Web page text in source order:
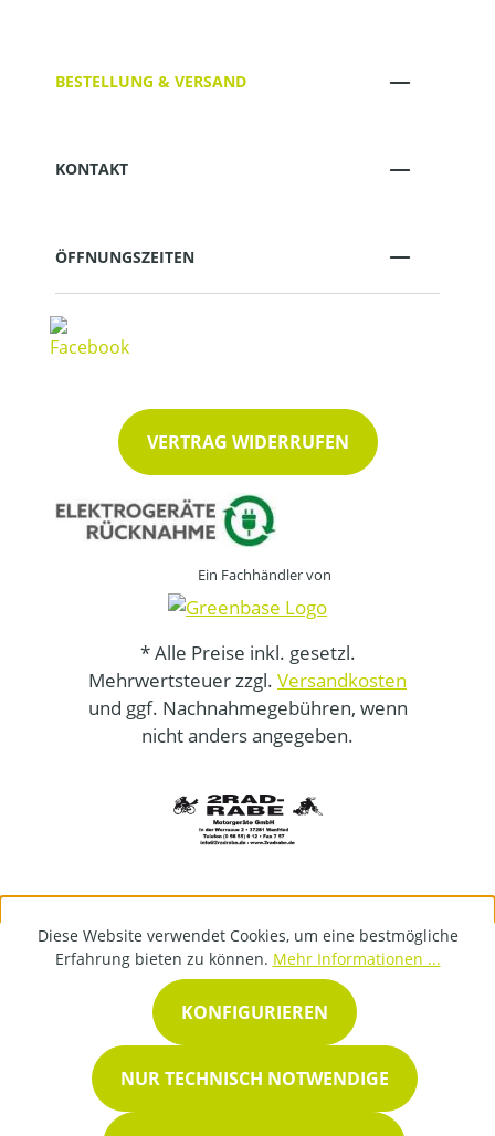
BESTELLUNG & VERSAND
KONTAKT
ÖFFNUNGSZEITEN
VERTRAG WIDERRUFEN
Ein Fachhändler von
* Alle Preise inkl. gesetzl.
Mehrwertsteuer zzgl. Versandkosten
und ggf. Nachnahmegebühren, wenn
nicht anders angegeben.
Diese Website verwendet Cookies, um eine bestmögliche
Erfahrung bieten zu können. Mehr Informationen ...
NUR TECHNISCH NOTWENDIGE
KONFIGURIEREN